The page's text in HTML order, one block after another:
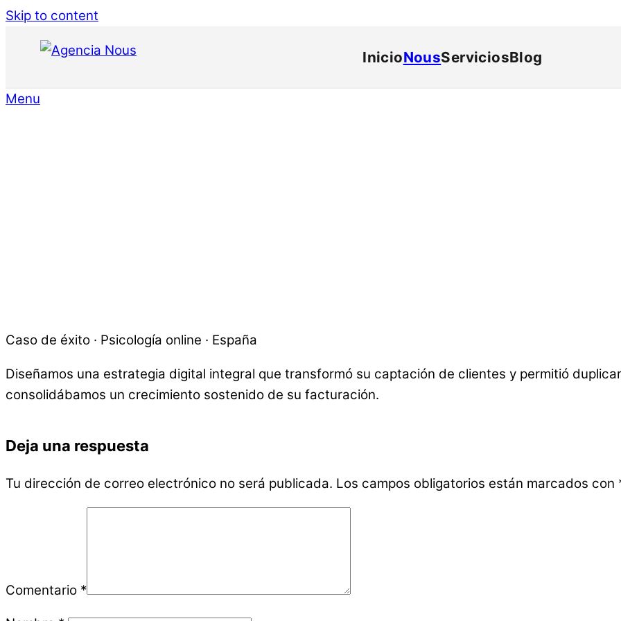
Skip to content
InicioNousServiciosBlog
Menu
Caso de éxito · Psicología online · España
Diseñamos una estrategia digital integral que transformó su captación de clientes y permitió
consolidábamos un crecimiento sostenido de su facturación.
Deja una respuesta
Tu dirección de correo electrónico no será publicada. Los campos obligatorios están marcados con
Comentario *